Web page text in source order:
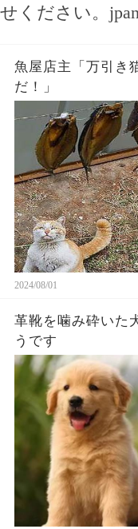
せください。
魚屋店主「万引き
だ！」
2024/08/01
革靴を噛み砕いた
うです